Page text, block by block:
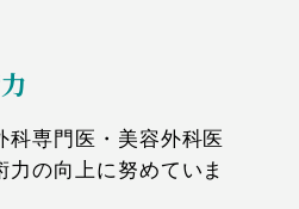
科専門医・美容外科医
力の向上に努めていま